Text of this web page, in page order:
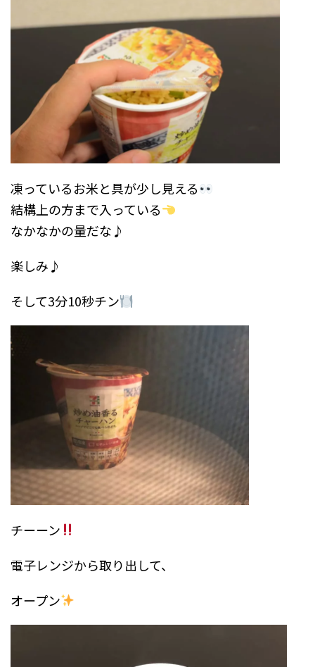
凍っているお米と具が少し見える
結構上の方まで入っている
なかなかの量だな♪
楽しみ♪
そして3分10秒チン
チーーン
電子レンジから取り出して、
オープン